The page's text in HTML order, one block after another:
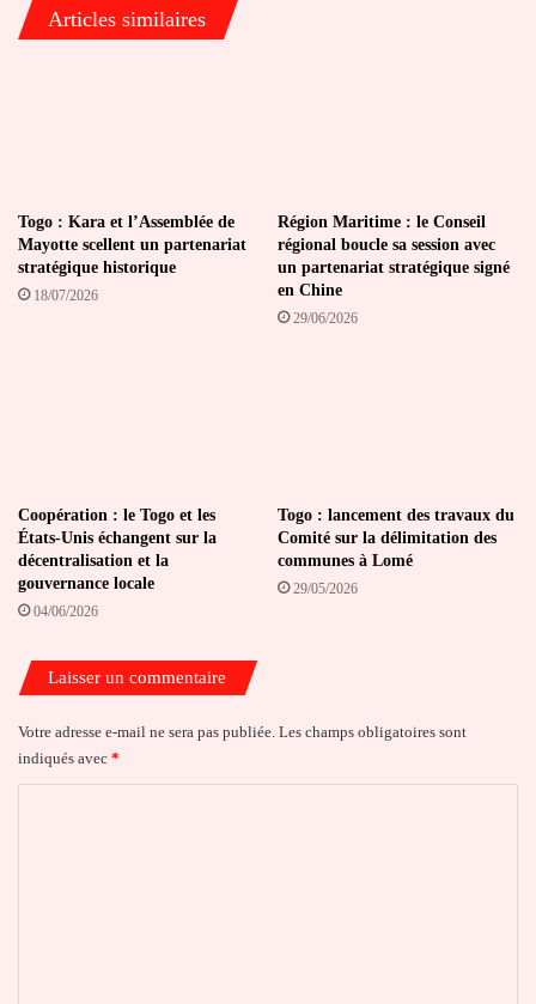
Articles similaires
Togo : Kara et l’Assemblée de
Mayotte scellent un partenariat
stratégique historique
18/07/2026
Région Maritime : le Conseil
régional boucle sa session avec
un partenariat stratégique signé
en Chine
29/06/2026
Coopération : le Togo et les
États-Unis échangent sur la
décentralisation et la
gouvernance locale
04/06/2026
Togo : lancement des travaux du
Comité sur la délimitation des
communes à Lomé
29/05/2026
Laisser un commentaire
Votre adresse e-mail ne sera pas publiée. Les champs obligatoires sont
indiqués avec *